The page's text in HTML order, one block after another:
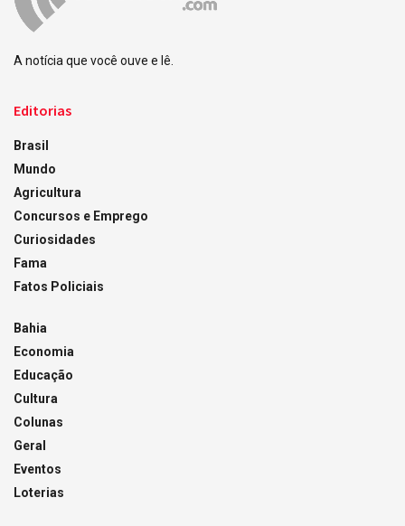
A notícia que você ouve e lê.
Editorias
Brasil
Mundo
Agricultura
Concursos e Emprego
Curiosidades
Fama
Fatos Policiais
Bahia
Economia
Educação
Cultura
Colunas
Geral
Eventos
Loterias